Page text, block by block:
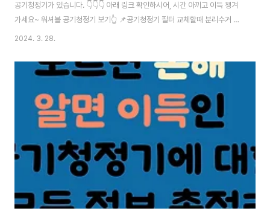
공기청정기가 있습니다. 👇👇👇 아래 링크 확인하시어, 시간 아끼고 이득 챙겨
가세요~ 워셔블 공기청정기 보기👆 📌공기청정기 필터 교체할때 분리수거 힘
드시죠? 종류별 분리수거 및 공기청정기 (가전기계) 무료 수거 팁 총정리 보고
청정기 구매 VS 렌탈 비교하고 꼼곰히 확인해보세요~ 구매VS렌탈 전격비교
2024. 3. 28.